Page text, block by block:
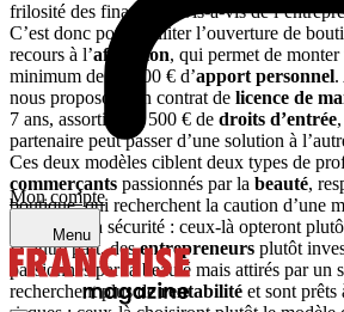
Mon compte
Menu
frilosité des financeurs vis-à-vis de
C’est donc pour faciliter l’ouverture de
recours à l’affiliation, qui permet de
minimum de 30 000 € d’apport personnel.
nous proposons un contrat de licence de
7 ans, assorti de 9 500 € de droits d’entrée
partenaire peut passer d’une solution à
Ces deux modèles ciblent deux types de
commerçants passionnés par la beauté,
boutique, qui recherchent la caution d’une
rassure, et la sécurité : ceux-là opteront
D’autre part, desentrepreneurs plutôt
passionnés par la beauté mais attirés par un
recherchent plus derentabilité et sont prêts